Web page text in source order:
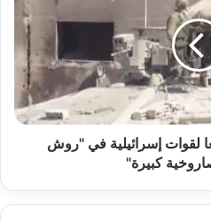
لقوات إسرائيلية في "روش
كبيرة"